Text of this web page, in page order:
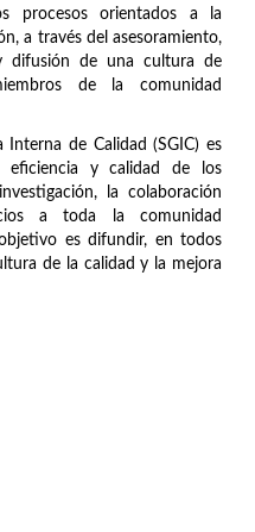
procesos orientados a la
a través del asesoramiento,
difusión de una cultura de
de la comunidad
Interna de Calidad (SGIC) es
eficiencia y calidad de los
la colaboración
a toda la comunidad
es difundir, en todos
de la calidad y la mejora